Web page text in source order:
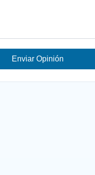
Enviar Opinión